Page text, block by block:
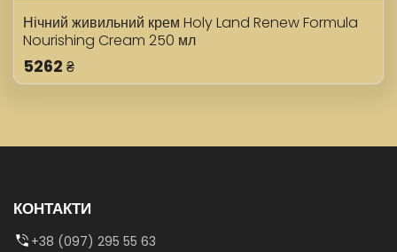
Нічний живильний крем Holy Land Renew Formula
Nourishing Cream 250 мл
5262 ₴
КОНТАКТИ
+38 (097) 295 55 63